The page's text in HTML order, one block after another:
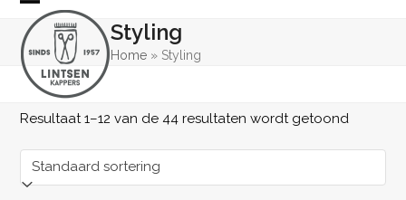
Skip
content
Open
mobile
menu
Close
mobile
menu
Styling
Home » Styling
Resultaat 1–12 van de 44 resultaten wordt getoond